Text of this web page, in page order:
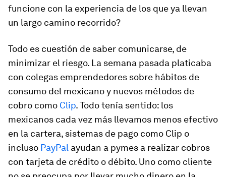
funcione con la experiencia de los que ya llevan
un largo camino recorrido?
Todo es cuestión de saber comunicarse, de
minimizar el riesgo. La semana pasada platicaba
con colegas emprendedores sobre hábitos de
consumo del mexicano y nuevos métodos de
cobro como Clip. Todo tenía sentido: los
mexicanos cada vez más llevamos menos efectivo
en la cartera, sistemas de pago como Clip o
incluso PayPal ayudan a pymes a realizar cobros
con tarjeta de crédito o débito. Uno como cliente